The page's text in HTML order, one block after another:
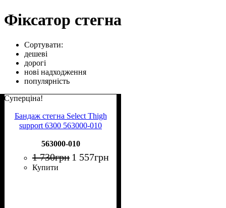
Фіксатор стегна
Сортувати:
дешеві
дорогі
нові надходження
популярність
Суперціна!
Бандаж стегна Select Thigh
support 6300 563000-010
563000-010
1 730грн 1 557грн
Купити